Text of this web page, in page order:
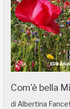
Com'è bella
di Albertina